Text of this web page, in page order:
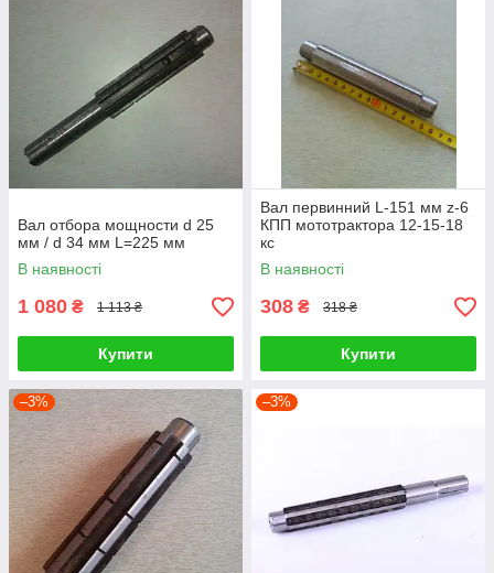
Вал отбора мощности d 25
мм / d 34 мм L=225 мм
В наявності
1 080 ₴ 1 113 ₴
Купити
Вал первинний L-151 мм z-6
КПП мототрактора 12-15-18
кс
В наявності
308 ₴ 318 ₴
Купити
–3% –3%